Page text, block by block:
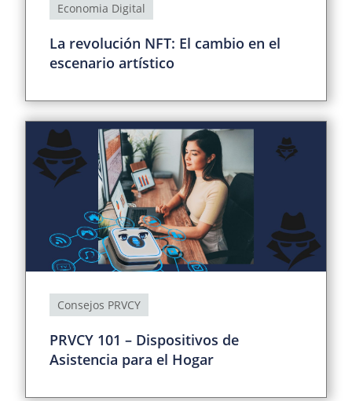
Economia Digital
La revolución NFT: El cambio en el
escenario artístico
Consejos PRVCY
PRVCY 101 – Dispositivos de
Asistencia para el Hogar